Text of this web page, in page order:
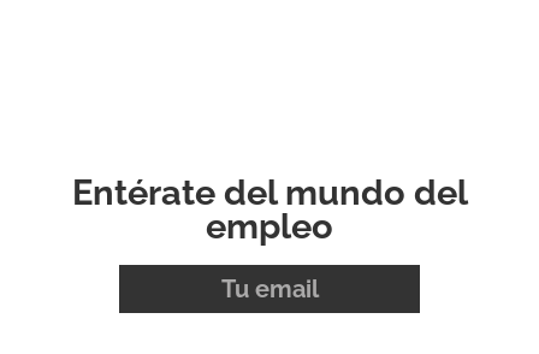
Entérate del mundo del
empleo